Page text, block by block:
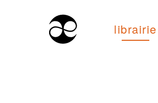
librairie